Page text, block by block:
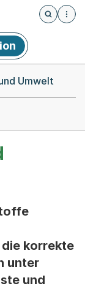
Öffnet
Umwelt
korrekte
unter
und